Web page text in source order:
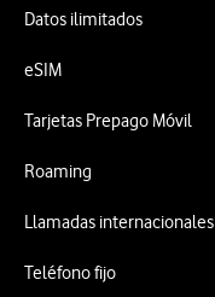
Datos ilimitados
eSIM
Tarjetas Prepago Móvil
Roaming
Llamadas internacionales
Teléfono fijo